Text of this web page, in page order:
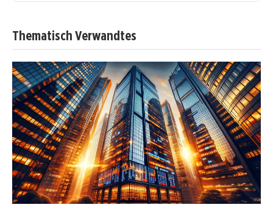
Thematisch Verwandtes